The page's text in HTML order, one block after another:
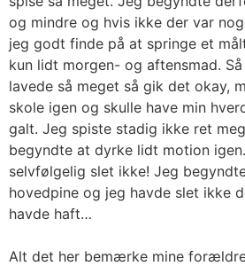
og mindre og hvis ikke der var
jeg godt finde på at springe et
kun lidt morgen- og aftensmad.
lavede så meget så gik det okay,
skole igen og skulle have min
galt. Jeg spiste stadig ikke ret
begyndte at dyrke lidt motion
selvfølgelig slet ikke! Jeg
hovedpine og jeg havde slet ikke
havde haft…
Alt det her bemærke mine